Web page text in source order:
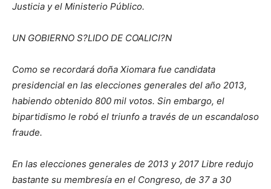
Justicia y el Ministerio Público.
UN GOBIERNO S?LIDO DE COALICI?N
Como se recordará doña Xiomara fue candidata
presidencial en las elecciones generales del año 2013,
habiendo obtenido 800 mil votos. Sin embargo, el
bipartidismo le robó el triunfo a través de un escandaloso
fraude.
En las elecciones generales de 2013 y 2017 Libre redujo
bastante su membresía en el Congreso, de 37 a 30